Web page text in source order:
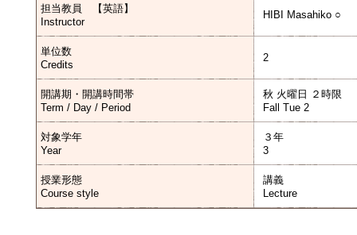
担当教員 【英語】
Instructor
HIBI Masahiko ○
単位数
Credits
2
開講期・開講時間帯
Term / Day / Period
秋 火曜日 ２時限
Fall Tue 2
対象学年
Year
３年
3
授業形態
Course style
講義
Lecture